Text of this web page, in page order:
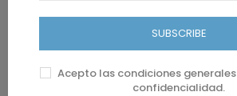
6184
22220
SUBSCRIBE
Acepto las condiciones
confidencialidad.